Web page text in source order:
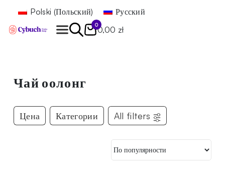
Polski (Польский) Русский
0
0,00 zł
Чай оолонг
Цена Категории All filters